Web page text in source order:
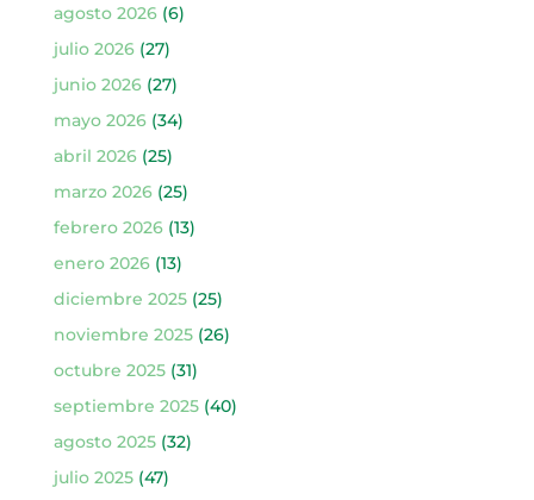
agosto 2026(6)
julio 2026(27)
junio 2026(27)
mayo 2026(34)
abril 2026(25)
marzo 2026(25)
febrero 2026(13)
enero 2026(13)
diciembre 2025(25)
noviembre 2025(26)
octubre 2025(31)
septiembre 2025(40)
agosto 2025(32)
julio 2025(47)